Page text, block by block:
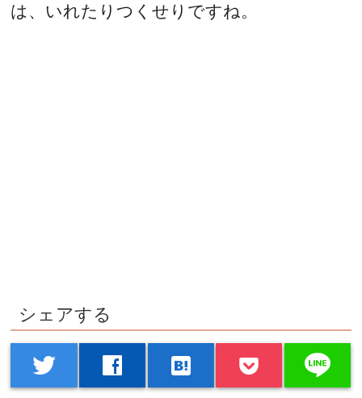
は、いれたりつくせりですね。
シェアする
twitter facebook hatenabookmark line